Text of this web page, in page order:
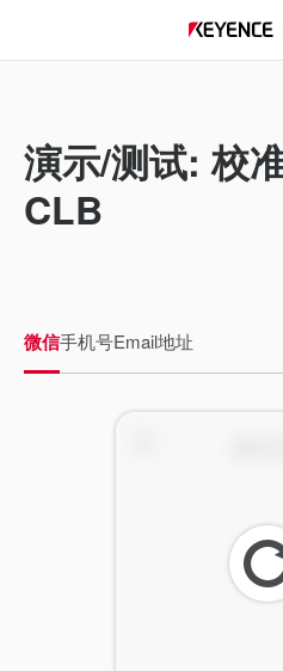
演示/测试: 校
CLB
微信手机号Email地址
新